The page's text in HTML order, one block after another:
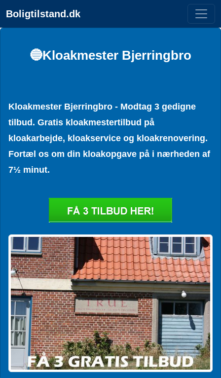
Boligtilstand.dk
🔵Kloakmester Bjerringbro
Kloakmester Bjerringbro - Modtag 3 gedigne
tilbud. Gratis kloakmestertilbud på
kloakarbejde, kloakservice og kloakrenovering.
Fortæl os om din kloakopgave på i nærheden af
7½ minut.